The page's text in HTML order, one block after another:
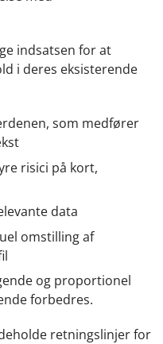
indsatsen for at
i deres eksisterende
som medfører
risici på kort,
data
omstilling af
og proportionel
forbedres.
retningslinjer for